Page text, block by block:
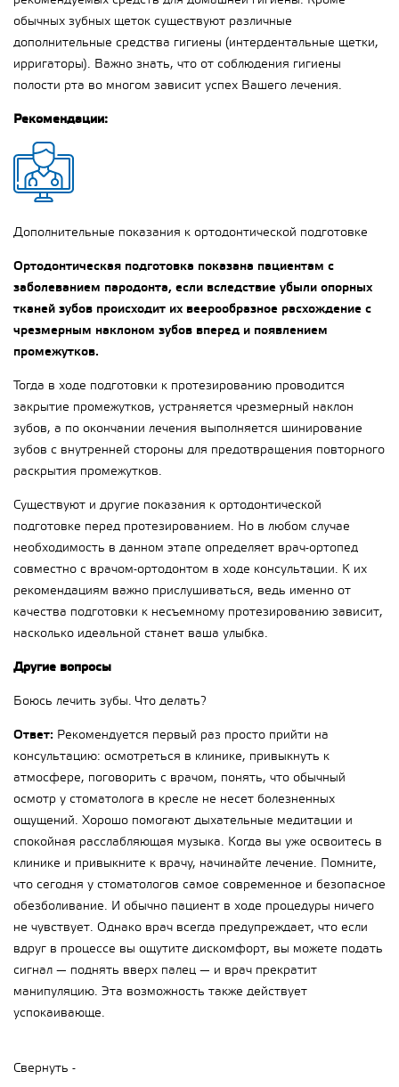
обычных зубных щеток существуют различные
дополнительные средства гигиены (интердентальные щетки,
ирригаторы). Важно знать, что от соблюдения гигиены
полости рта во многом зависит успех Вашего лечения.
Рекомендации:
Дополнительные показания к ортодонтической подготовке
Ортодонтическая подготовка показана пациентам с
заболеванием пародонта, если вследствие убыли опорных
тканей зубов происходит их веерообразное расхождение с
чрезмерным наклоном зубов вперед и появлением
промежутков.
Тогда в ходе подготовки к протезированию проводится
закрытие промежутков, устраняется чрезмерный наклон
зубов, а по окончании лечения выполняется шинирование
зубов с внутренней стороны для предотвращения повторного
раскрытия промежутков.
Существуют и другие показания к ортодонтической
подготовке перед протезированием. Но в любом случае
необходимость в данном этапе определяет врач-ортопед
совместно с врачом-ортодонтом в ходе консультации. К их
рекомендациям важно прислушиваться, ведь именно от
качества подготовки к несъемному протезированию зависит,
насколько идеальной станет ваша улыбка.
Другие вопросы
Боюсь лечить зубы. Что делать?
Ответ: Рекомендуется первый раз просто прийти на
консультацию: осмотреться в клинике, привыкнуть к
атмосфере, поговорить с врачом, понять, что обычный
осмотр у стоматолога в кресле не несет болезненных
ощущений. Хорошо помогают дыхательные медитации и
спокойная расслабляющая музыка. Когда вы уже освоитесь в
клинике и привыкните к врачу, начинайте лечение. Помните,
что сегодня у стоматологов самое современное и безопасное
обезболивание. И обычно пациент в ходе процедуры ничего
не чувствует. Однако врач всегда предупреждает, что если
вдруг в процессе вы ощутите дискомфорт, вы можете подать
сигнал — поднять вверх палец — и врач прекратит
манипуляцию. Эта возможность также действует
успокаивающе.
Свернуть -